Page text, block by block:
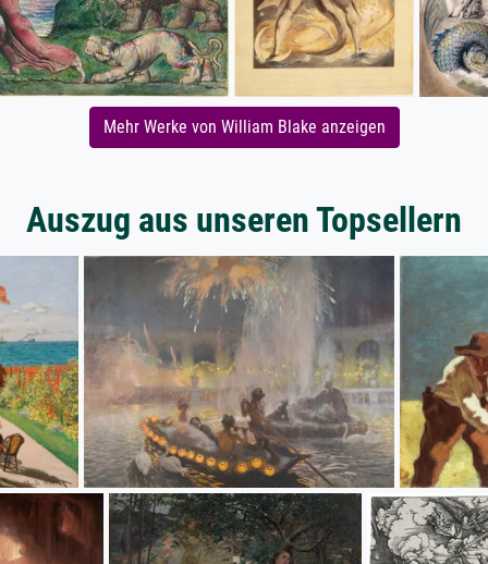
Mehr Werke von William Blake anzeigen
Auszug aus unseren Topsellern